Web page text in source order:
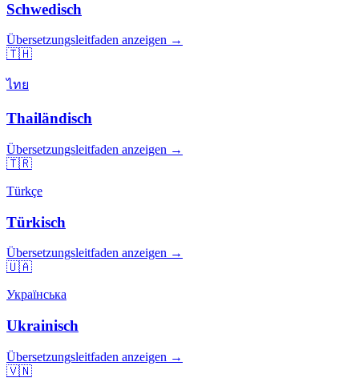
Schwedisch
Übersetzungsleitfaden anzeigen →
🇹🇭
ไทย
Thailändisch
Übersetzungsleitfaden anzeigen →
🇹🇷
Türkçe
Türkisch
Übersetzungsleitfaden anzeigen →
🇺🇦
Українська
Ukrainisch
Übersetzungsleitfaden anzeigen →
🇻🇳